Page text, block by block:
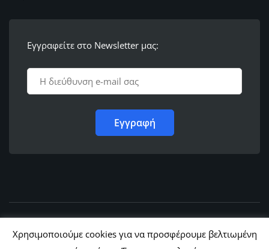
Εγγραφείτε στο Newsletter μας:
© 2011 - 2022, Ε.Λ.Φ.Ε.Ε. Ρόδου
Χρησιμοποιούμε cookies για να προσφέρουμε βελτιωμένη